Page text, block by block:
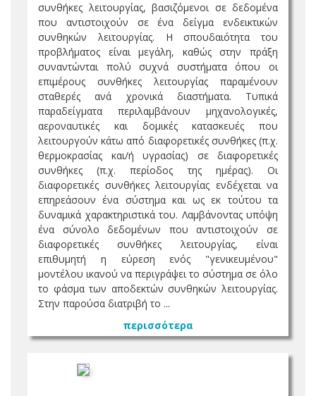
συνθήκες λειτουργίας, βασιζόμενοι σε δεδομένα
που αντιστοιχούν σε ένα δείγμα ενδεικτικών
συνθηκών λειτουργίας. Η σπουδαιότητα του
προβλήματος είναι μεγάλη, καθώς στην πράξη
συναντώνται πολύ συχνά συστήματα όπου οι
επιμέρους συνθήκες λειτουργίας παραμένουν
σταθερές ανά χρονικά διαστήματα. Τυπικά
παραδείγματα περιλαμβάνουν μηχανολογικές,
αεροναυτικές και δομικές κατασκευές που
λειτουργούν κάτω από διαφορετικές συνθήκες (π.χ.
θερμοκρασίας και/ή υγρασίας) σε διαφορετικές
συνθήκες (π.χ. περίοδος της ημέρας). Οι
διαφορετικές συνθήκες λειτουργίας ενδέχεται να
επηρεάσουν ένα σύστημα και ως εκ τούτου τα
δυναμικά χαρακτηριστικά του. Λαμβάνοντας υπόψη
ένα σύνολο δεδομένων που αντιστοιχούν σε
διαφορετικές συνθήκες λειτουργίας, είναι
επιθυμητή η εύρεση ενός "γενικευμένου"
μοντέλου ικανού να περιγράψει το σύστημα σε όλο
το φάσμα των αποδεκτών συνθηκών λειτουργίας.
Στην παρούσα διατριβή το ...
περισσότερα